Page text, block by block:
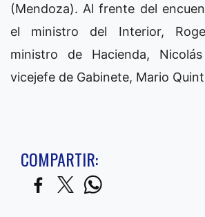
(Mendoza). Al frente del
el ministro del Interior,
ministro de Hacienda,
vicejefe de Gabinete, Mario
COMPARTIR: